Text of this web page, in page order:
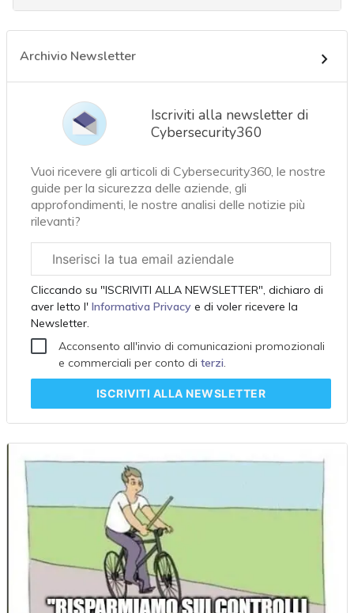
Archivio Newsletter
Iscriviti alla newsletter di
Cybersecurity360
Vuoi ricevere gli articoli di Cybersecurity360, le nostre
guide per la sicurezza delle aziende, gli
approfondimenti, le nostre analisi delle notizie più
rilevanti?
aziendale
Cliccando su "ISCRIVITI ALLA NEWSLETTER", dichiaro di
aver letto l'Informativa Privacy e di voler ricevere la
Newsletter.
Acconsento all'invio di comunicazioni promozionali
e commerciali per conto di terzi.
ISCRIVITI ALLA NEWSLETTER